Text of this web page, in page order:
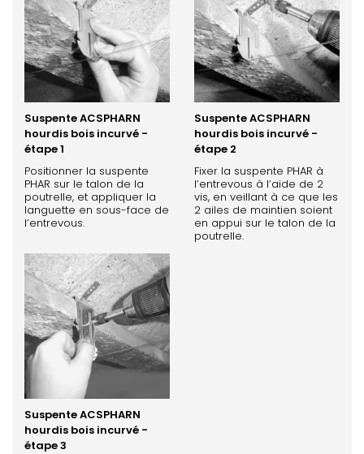
Suspente ACSPHARN
hourdis bois incurvé -
étape 1
Positionner la suspente
PHAR sur le talon de la
poutrelle, et appliquer la
languette en sous-face de
l’entrevous.
Suspente ACSPHARN
hourdis bois incurvé -
étape 2
Fixer la suspente PHAR à
l’entrevous à l’aide de 2
vis, en veillant à ce que les
2 ailes de maintien soient
en appui sur le talon de la
poutrelle.
Suspente ACSPHARN
hourdis bois incurvé -
étape 3